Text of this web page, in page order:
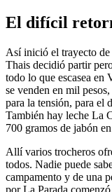
El difícil
Así inició el trayecto de
Thais decidió partir
todo lo que escasea en
se venden en mil
para la tensión, para el
También hay leche La
700 gramos de jabón
Allí varios trocheros
todos. Nadie puede
campamento y de una
por La Parada